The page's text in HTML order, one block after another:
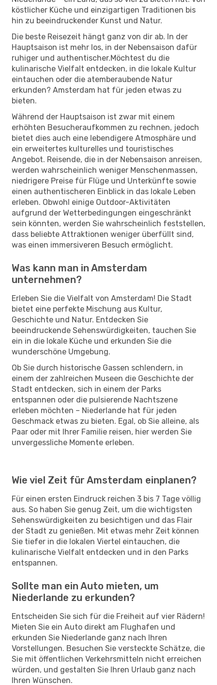
köstlicher Küche und einzigartigen Traditionen bis
hin zu beeindruckender Kunst und Natur.
Die beste Reisezeit hängt ganz von dir ab. In der
Hauptsaison ist mehr los, in der Nebensaison dafür
ruhiger und authentischer.Möchtest du die
kulinarische Vielfalt entdecken, in die lokale Kultur
eintauchen oder die atemberaubende Natur
erkunden? Amsterdam hat für jeden etwas zu
bieten.
Während der Hauptsaison ist zwar mit einem
erhöhten Besucheraufkommen zu rechnen, jedoch
bietet dies auch eine lebendigere Atmosphäre und
ein erweitertes kulturelles und touristisches
Angebot. Reisende, die in der Nebensaison anreisen,
werden wahrscheinlich weniger Menschenmassen,
niedrigere Preise für Flüge und Unterkünfte sowie
einen authentischeren Einblick in das lokale Leben
erleben. Obwohl einige Outdoor-Aktivitäten
aufgrund der Wetterbedingungen eingeschränkt
sein könnten, werden Sie wahrscheinlich feststellen,
dass beliebte Attraktionen weniger überfüllt sind,
was einen immersiveren Besuch ermöglicht.
Was kann man in Amsterdam
unternehmen?
Erleben Sie die Vielfalt von Amsterdam! Die Stadt
bietet eine perfekte Mischung aus Kultur,
Geschichte und Natur. Entdecken Sie
beeindruckende Sehenswürdigkeiten, tauchen Sie
ein in die lokale Küche und erkunden Sie die
wunderschöne Umgebung.
Ob Sie durch historische Gassen schlendern, in
einem der zahlreichen Museen die Geschichte der
Stadt entdecken, sich in einem der Parks
entspannen oder die pulsierende Nachtszene
erleben möchten – Niederlande hat für jeden
Geschmack etwas zu bieten. Egal, ob Sie alleine, als
Paar oder mit Ihrer Familie reisen, hier werden Sie
unvergessliche Momente erleben.
Wie viel Zeit für Amsterdam einplanen?
Für einen ersten Eindruck reichen 3 bis 7 Tage völlig
aus. So haben Sie genug Zeit, um die wichtigsten
Sehenswürdigkeiten zu besichtigen und das Flair
der Stadt zu genießen. Mit etwas mehr Zeit können
Sie tiefer in die lokalen Viertel eintauchen, die
kulinarische Vielfalt entdecken und in den Parks
entspannen.
Sollte man ein Auto mieten, um
Niederlande zu erkunden?
Entscheiden Sie sich für die Freiheit auf vier Rädern!
Mieten Sie ein Auto direkt am Flughafen und
erkunden Sie Niederlande ganz nach Ihren
Vorstellungen. Besuchen Sie versteckte Schätze, die
Sie mit öffentlichen Verkehrsmitteln nicht erreichen
würden, und gestalten Sie Ihren Urlaub ganz nach
Ihren Wünschen.